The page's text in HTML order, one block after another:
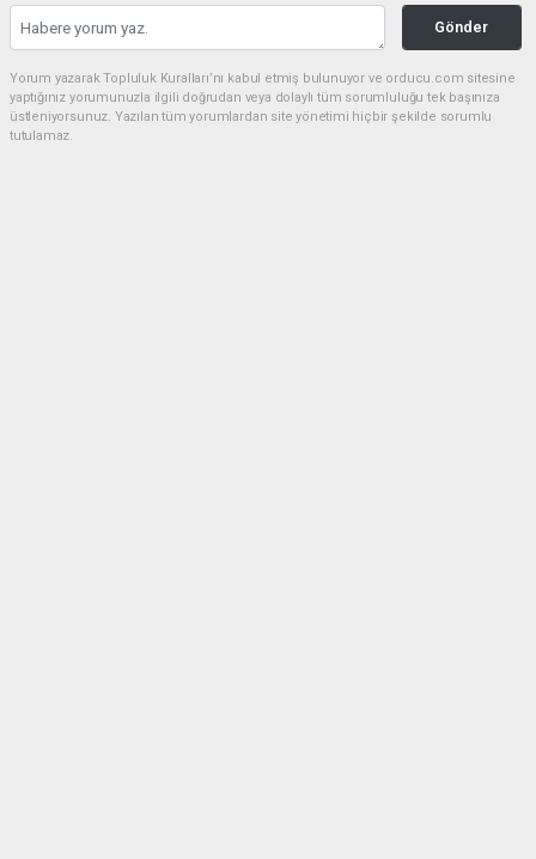
Gönder
Yorum yazarak Topluluk Kuralları’nı kabul etmiş bulunuyor ve orducu.com sitesine
yaptığınız yorumunuzla ilgili doğrudan veya dolaylı tüm sorumluluğu tek başınıza
üstleniyorsunuz. Yazılan tüm yorumlardan site yönetimi hiçbir şekilde sorumlu
tutulamaz.